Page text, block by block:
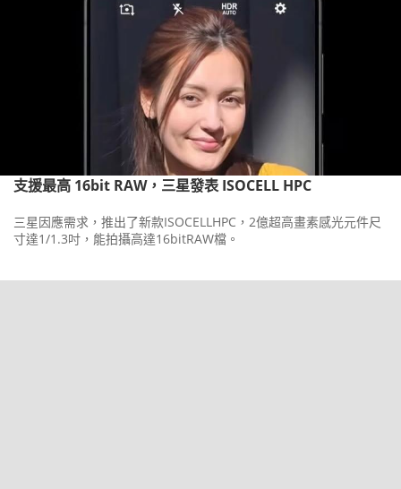
支援最高 16bit RAW，三星發表 ISOCELL HPC
三星因應需求，推出了新款ISOCELLHPC，2億超高畫素感光元件尺
寸達1/1.3吋，能拍攝高達16bitRAW檔。